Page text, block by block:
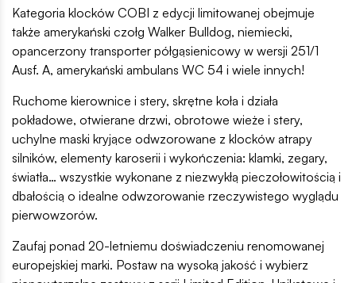
Kategoria klocków COBI z edycji limitowanej obejmuje
także amerykański czołg Walker Bulldog, niemiecki,
opancerzony transporter półgąsienicowy w wersji 251/1
Ausf. A, amerykański ambulans WC 54 i wiele innych!
Ruchome kierownice i stery, skrętne koła i działa
pokładowe, otwierane drzwi, obrotowe wieże i stery,
uchylne maski kryjące odwzorowane z klocków atrapy
silników, elementy karoserii i wykończenia: klamki, zegary,
światła… wszystkie wykonane z niezwykłą pieczołowitością i
dbałością o idealne odwzorowanie rzeczywistego wyglądu
pierwowzorów.
Zaufaj ponad 20-letniemu doświadczeniu renomowanej
europejskiej marki. Postaw na wysoką jakość i wybierz